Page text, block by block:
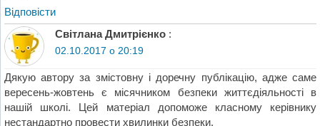
Відповіcти
Світлана Дмитрієнко :
02.10.2017 о 20:19
Дякую автору за змістовну і доречну публікацію, адже саме
вересень-жовтень є місячником безпеки життєдіяльності в
нашій школі. Цей матеріал допоможе класному керівнику
нестандартно провести хвилинки безпеки.